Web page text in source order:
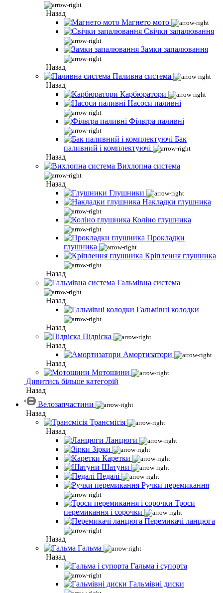
Назад
Магнето мото
Свічки запалювання
Замки запалювання
Назад
Паливна система
Назад
Карбюратори
Насоси паливні
Фільтра паливні
Бак
паливний і комплектуючі
Назад
Вихлопна система
Назад
Глушники
Накладки глушника
Коліно глушника
Прокладки
глушника
Кріплення глушника
Назад
Гальмівна система
Назад
Гальмівні колодки
Назад
Підвіска
Назад
Амортизатори
Назад
Мотошини
Дивитись більше категорій
Назад
Велозапчастини
Назад
Трансмісія
Назад
Ланцюги
Зірки
Каретки
Шатуни
Педалі
Ручки перемикання
Троси
перемикання і сорочки
Перемикачі ланцюга
Назад
Гальма
Назад
Гальма і супорта
Гальмівні диски